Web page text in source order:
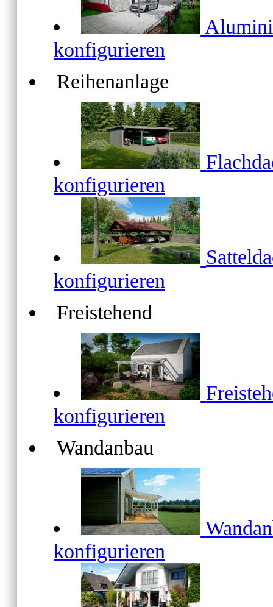
konfigurieren
Reihenanlage
konfigurieren
konfigurieren
Freistehend
konfigurieren
Wandanbau
konfigurieren